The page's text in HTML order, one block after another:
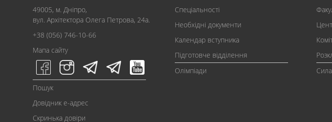
49005, м. Дніпро,
вул. Архітектора Олега Петрова, 24а.
+38 (056) 746-10-66
Мапа сайту
Пошук
Довідник e-адрес
Скринька довіри
Спеціальності
Необхідні документи
Календар вступника
Підготовче відділення
Олімпіади